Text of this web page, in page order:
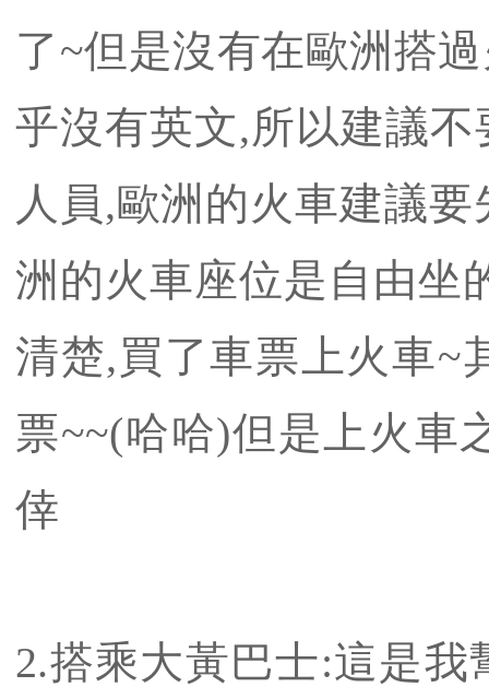
了~但是沒有在歐洲搭
乎沒有英文,所以建議
人員,歐洲的火車建議
洲的火車座位是自由坐
清楚,買了車票上火車~
票~~(哈哈)但是上火車
倖
2.搭乘大黃巴士:這是